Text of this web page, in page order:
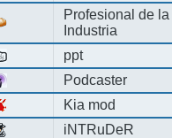
Profesional de la
Industria
ppt
Podcaster
Kia mod
iNTRuDeR